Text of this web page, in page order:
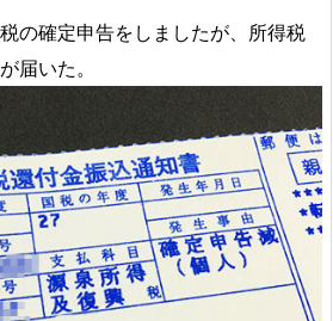
の確定申告をしましたが、所得税
届いた。